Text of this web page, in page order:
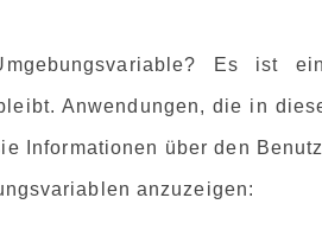
Es ist
Anwendungen, die in
Informationen über den
anzuzeigen: